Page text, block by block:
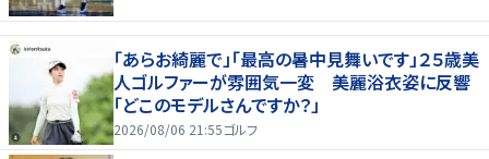
「あらお綺麗で」「最高の暑中見舞いです」２５歳美
人ゴルファーが雰囲気一変 美麗浴衣姿に反響
「どこのモデルさんですか？」
2026/08/06 21:55ゴルフ